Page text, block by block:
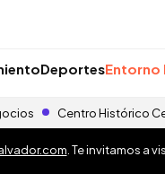
DeportesEntorno
Centro Histórico
. Te invitamos a